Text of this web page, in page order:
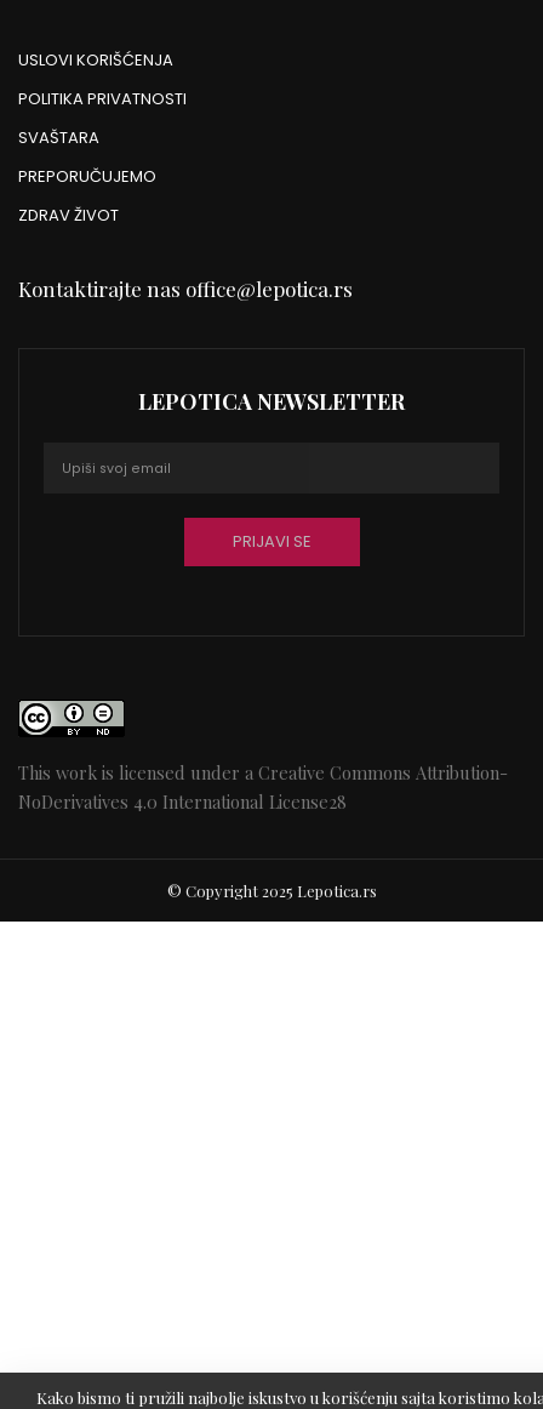
USLOVI KORIŠĆENJA
POLITIKA PRIVATNOSTI
SVAŠTARA
PREPORUČUJEMO
ZDRAV ŽIVOT
Kontaktirajte nas office@lepotica.rs
LEPOTICA NEWSLETTER
This work is licensed under a Creative Commons Attribution-
NoDerivatives 4.0 International License28
© Copyright 2025 Lepotica.rs
Kako bismo ti pružili najbolje iskustvo u korišćenju sajta koristimo